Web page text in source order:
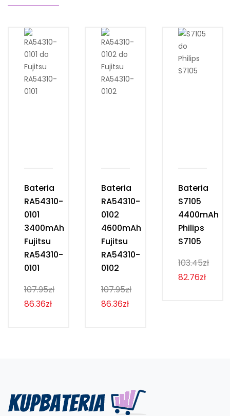
Bateria
RA54310-
0101
3400mAh
Fujitsu
RA54310-
0101
107.95zł
86.36zł
Bateria
RA54310-
0102
4600mAh
Fujitsu
RA54310-
0102
107.95zł
86.36zł
Bateria
S7105
4400mAh
Philips
S7105
103.45zł
82.76zł